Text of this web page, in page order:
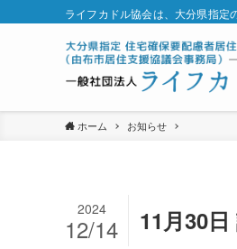
ライフカドル協会は、大分県指定
ホーム お知らせ
11月30日
2024
12/14